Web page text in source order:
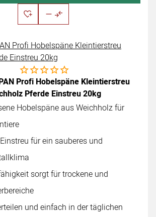
Noch keine Bewertungen abgegeben
Profi Hobelspäne Kleintierstreu
Pferde Einstreu 20kg
Hobelspäne aus Weichholz für
für ein sauberes und
sorgt für trockene und
und einfach in der täglichen